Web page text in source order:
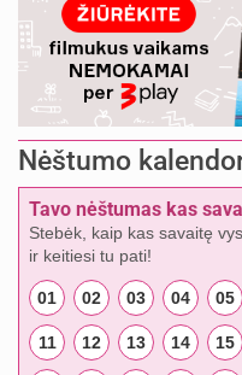
Nėštumo
Tavo nėštumas kas
Stebėk, kaip kas savaitę
ir keitiesi tu pati!
01 02 03 04 05
11 12 13 14 15